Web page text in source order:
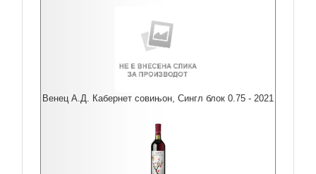
Венец А.Д. Кабернет совињон, Сингл блок 0.75 - 2021